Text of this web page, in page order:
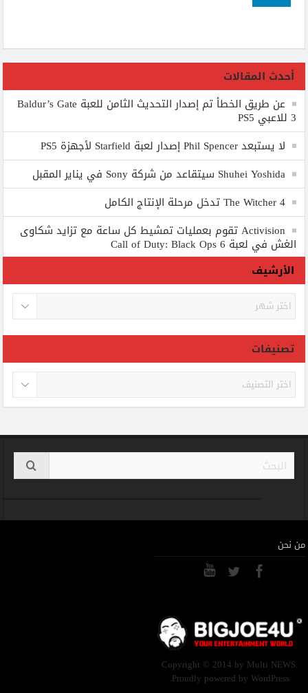
أحدث المقالات
عن طريق الخطأ تم إصدار التحديث الثامن للعبة Baldur’s Gate
3 للاعبي PS5
لا يستبعد Phil Spencer إصدار لعبة Starfield لأجهزة PS5
Shuhei Yoshida سيتقاعد من شركة Sony في يناير المقبل
The Witcher 4 تدخل مرحلة الإنتاج الكامل
Activision تقوم بعمليات تمشيط كل ساعة مع تزايد شكاوى
الغش في لعبة Call of Duty: Black Ops 6
الأرشيف
الأرشيف
تصنيفات
تصنيفات
من نحن
Copyright © 2014 by Multi NEWS.
Proudly powered by WordPress.